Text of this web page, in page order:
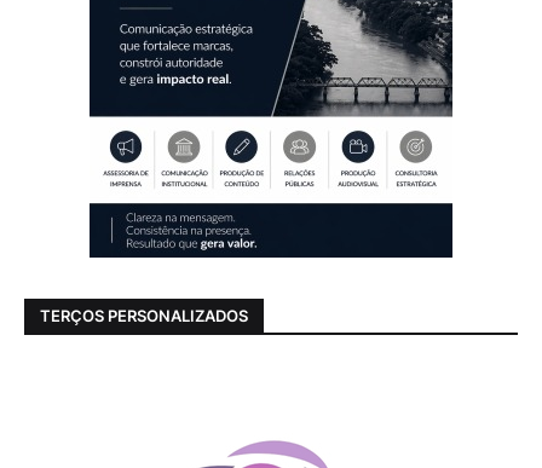
TERÇOS PERSONALIZADOS